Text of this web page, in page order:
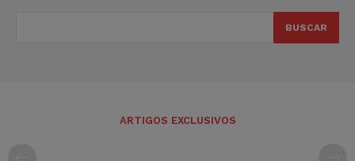
BUSCAR
ARTIGOS EXCLUSIVOS